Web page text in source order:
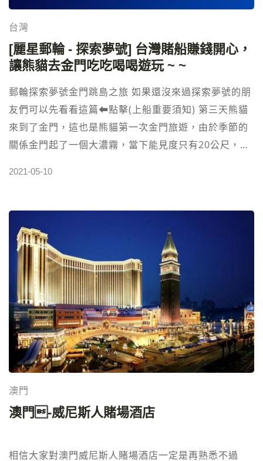
澳門櫃台電話：+853 2888 3888
台灣
[麗星郵輪 - 探索夢號] 台灣賭船賺錢開心，
讓熊貓去金門吃吃喝喝遊玩 ~ ~
郵輪探索夢號金門跳島之旅 如果還沒來過探索夢號的朋
友們可以先看看這篇⬅︎點擊(上船重要須知) 第三天熊貓
來到了金門，這也是熊貓第一次金門旅遊，由於季節的
關係金門起了一個大濃霧，當下能見度只有20公尺，也
2021-05-10
澳門
澳門-威尼斯人賭場酒店
相信大家對澳門威尼斯人賭場酒店一定是再熟悉不過